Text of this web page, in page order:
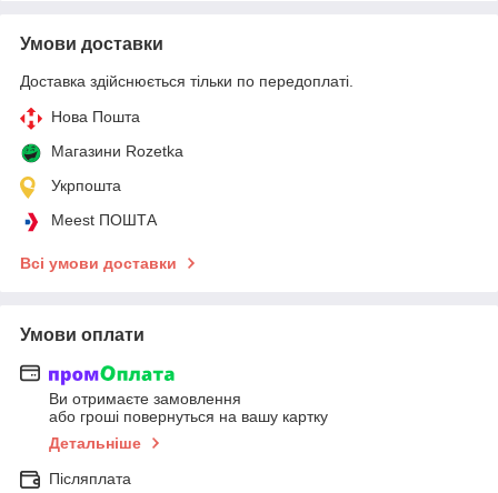
Умови доставки
Доставка здійснюється тільки по передоплаті.
Нова Пошта
Магазини Rozetka
Укрпошта
Meest ПОШТА
Всі умови доставки
Умови оплати
Ви отримаєте замовлення
або гроші повернуться на вашу картку
Детальніше
Післяплата